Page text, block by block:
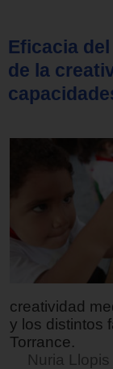
Eficacia
de la
creatividad
y los distintos
Torrance.
Nuria